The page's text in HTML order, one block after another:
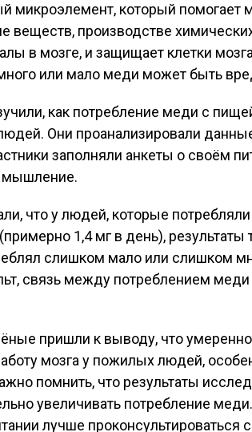
микроэлемент, который помогает
веществ, производстве
в мозге, и защищает клетки
или мало меди может быть
как потребление меди с
Они проанализировали
заполняли анкеты о своём
мышление.
что у людей, которые
1,4 мг в день), результаты
слишком мало или слишком
связь между потреблением меди
пришли к выводу, что
мозга у пожилых людей,
помнить, что результаты
увеличивать потребление
лучше проконсультироваться